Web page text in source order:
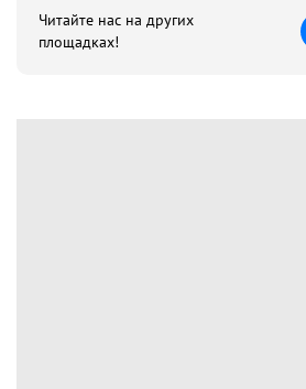
Читайте нас на других
площадках!